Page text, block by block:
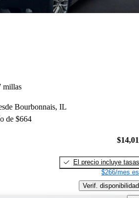
millas
Bourbonnais, IL
de $664
El precio incluye tasas
$266/mes
Verif. disponibilidad